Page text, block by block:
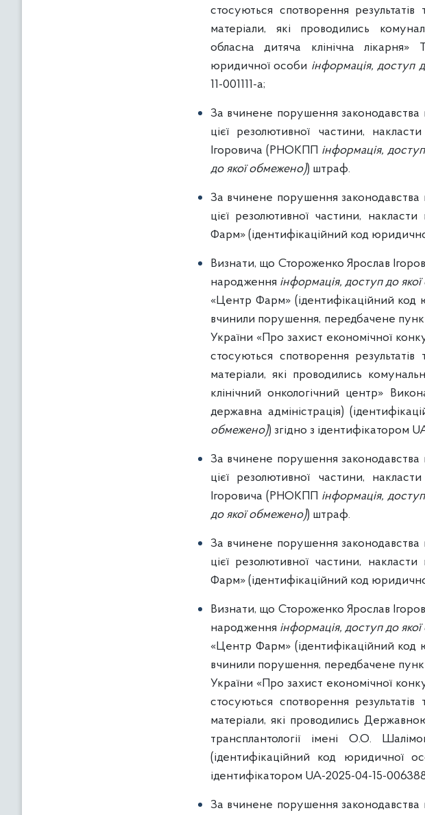
стосуються спотворення
матеріали, які проводились
обласна дитяча клінічна лікарня»
юридичної особи інформація, доступ
11-001111-a;
За вчинене порушення законодавства
цієї резолютивної частини,
Ігоровича (РНОКПП інформація,
до якої обмежено)) штраф.
За вчинене порушення законодавства
цієї резолютивної частини,
Фарм» (ідентифікаційний код
Визнати, що Стороженко Ярослав
народження інформація, доступ до
«Центр Фарм» (ідентифікаційний код
вчинили порушення, передбачене
України «Про захист економічної
стосуються спотворення
матеріали, які проводились
клінічний онкологічний центр»
державна адміністрація)
обмежено)) згідно з ідентифікатором
За вчинене порушення законодавства
цієї резолютивної частини,
Ігоровича (РНОКПП інформація,
до якої обмежено)) штраф.
За вчинене порушення законодавства
цієї резолютивної частини,
Фарм» (ідентифікаційний код
Визнати, що Стороженко Ярослав
народження інформація, доступ до
«Центр Фарм» (ідентифікаційний код
вчинили порушення, передбачене
України «Про захист економічної
стосуються спотворення
матеріали, які проводились
трансплантології імені О.О.
(ідентифікаційний код юридичної
ідентифікатором UA-2025-04-15-
За вчинене порушення законодавства